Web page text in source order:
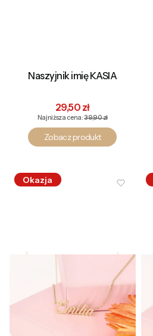
Naszyjnik imię KASIA
Cena promocyjna
29,50 zł
Najniższa cena:39,90 zł
Zobacz produkt
Okazja